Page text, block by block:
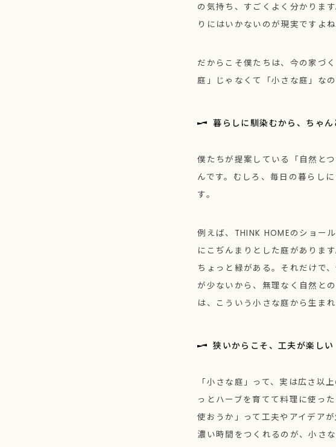
の気持ち、すごくよく分かりま
りにはいかないのが現実ですよね
だからこそ僕たちは、今の家づ
庭」じゃなくて「小さな庭」な
暮らしに馴染むから、ちゃん
僕たちが提案している「自然と
んです。むしろ、毎日の暮らし
す。
例えば、THINK HOMEのショー
にこぢんまりとした庭がありま
ちょっと緑がある。それだけで
が少ないから、無理なく自然と
は、こういう小さな庭から生まれ
狭いからこそ、工夫が楽しい
「小さな庭」って、実は広さ以
っとハーブを育てて料理に使っ
使おうか」って工夫やアイデア
濃い時間をつくれるのが、小さ